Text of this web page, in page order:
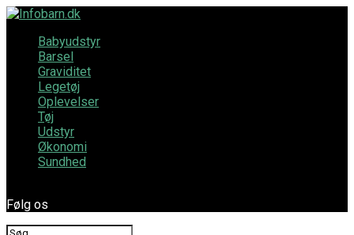
Babyudstyr
Barsel
Graviditet
Legetøj
Oplevelser
Tøj
Udstyr
Økonomi
Sundhed
Følg os